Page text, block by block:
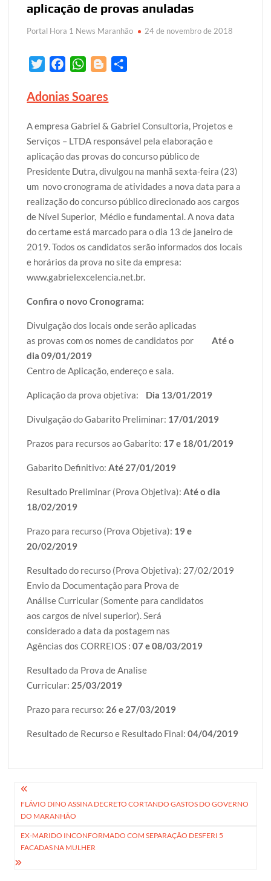
aplicação de provas anuladas
Portal Hora 1 News Maranhão 24 de novembro de 2018
i
t
e
r
c
b
o
o
k
W
a
s
A
p
p
o
g
e
r
e
Adonias Soares
A empresa Gabriel & Gabriel Consultoria, Projetos e
Serviços – LTDA responsável pela elaboração e
aplicação das provas do concurso público de
Presidente Dutra, divulgou na manhã sexta-feira (23)
um novo cronograma de atividades a nova data para a
realização do concurso público direcionado aos cargos
de Nível Superior, Médio e fundamental. A nova data
do certame está marcado para o dia 13 de janeiro de
2019. Todos os candidatos serão informados dos locais
e horários da prova no site da empresa:
www.gabrielexcelencia.net.br.
Confira o novo Cronograma:
Divulgação dos locais onde serão aplicadas
as provas com os nomes de candidatos por
Até o
dia 09/01/2019
Centro de Aplicação, endereço e sala.
Aplicação da prova objetiva: Dia 13/01/2019
Divulgação do Gabarito Preliminar: 17/01/2019
Prazos para recursos ao Gabarito: 17 e 18/01/2019
Gabarito Definitivo:Até 27/01/2019
Resultado Preliminar (Prova Objetiva):Até o dia
18/02/2019
Prazo para recurso (Prova Objetiva): 19 e
20/02/2019
Resultado do recurso (Prova Objetiva): 27/02/2019
Envio da Documentação para Prova de
Análise Curricular (Somente para candidatos
aos cargos de nível superior). Será
considerado a data da postagem nas
Agências dos CORREIOS :07 e 08/03/2019
Resultado da Prova de Analise
Curricular: 25/03/2019
Prazo para recurso: 26 e 27/03/2019
Resultado de Recurso e Resultado Final:04/04/2019
Navegação
de
Post
FLÁVIO DINO ASSINA DECRETO CORTANDO GASTOS DO GOVERNO
DO MARANHÃO
EX-MARIDO INCONFORMADO COM SEPARAÇÃO DESFERI 5
FACADAS NA MULHER